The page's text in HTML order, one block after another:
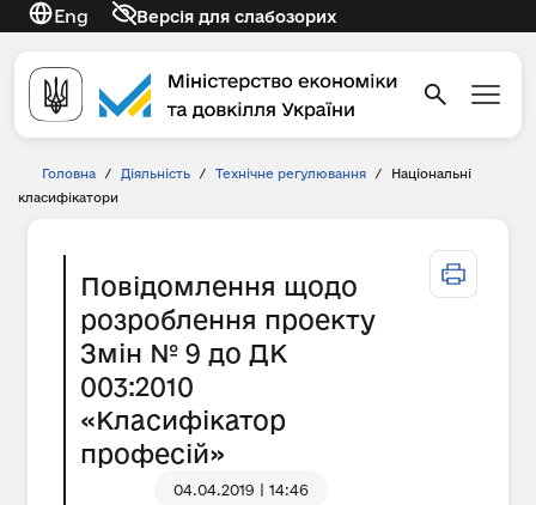
Eng Версія для слабозорих
Головна / Діяльність / Технічне регулювання /
Національні
класифікатори
Повідомлення щодо
розроблення проекту
Змін № 9 до ДК
003:2010
«Класифікатор
професій»
04.04.2019 | 14:46